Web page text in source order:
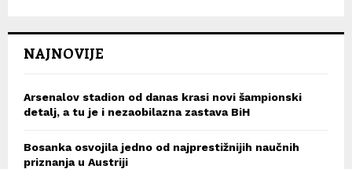
NAJNOVIJE
Arsenalov stadion od danas krasi novi šampionski
detalj, a tu je i nezaobilazna zastava BiH
Bosanka osvojila jedno od najprestižnijih naučnih
priznanja u Austriji